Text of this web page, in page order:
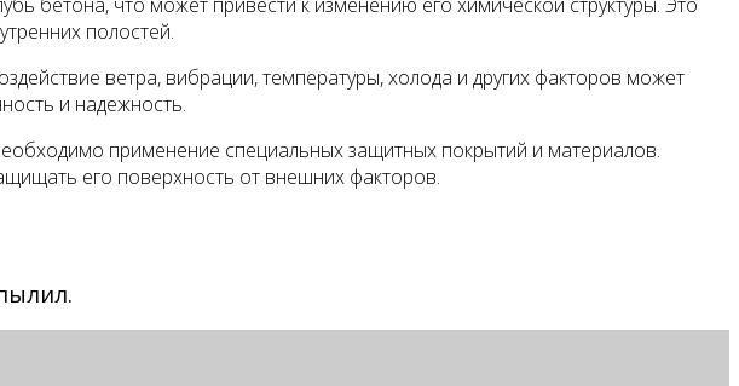
полостей.
ветра, вибрации, температуры, холода и других факторов может
и надежность.
применение специальных защитных покрытий и материалов.
его поверхность от внешних факторов.